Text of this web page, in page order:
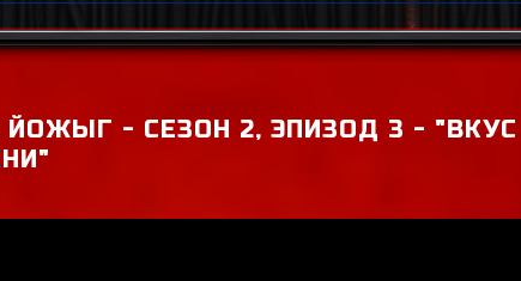
ЙОЖЫГ - СЕЗОН 2, ЭПИЗОД 3 - "ВКУС